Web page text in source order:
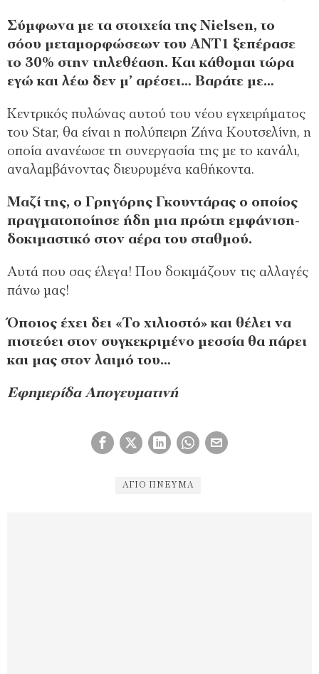
Σύμφωνα με τα στοιχεία της Nielsen, το
σόου μεταμορφώσεων του ΑΝΤ1 ξεπέρασε
το 30% στην τηλεθέαση. Και κάθομαι τώρα
εγώ και λέω δεν μ’ αρέσει… Βαράτε με…
Κεντρικός πυλώνας αυτού του νέου εγχειρήματος
του Star, θα είναι η πολύπειρη Ζήνα Κουτσελίνη, η
οποία ανανέωσε τη συνεργασία της με το κανάλι,
αναλαμβάνοντας διευρυμένα καθήκοντα.
Μαζί της, ο Γρηγόρης Γκουντάρας ο οποίος
πραγματοποίησε ήδη μια πρώτη εμφάνιση-
δοκιμαστικό στον αέρα του σταθμού.
Αυτά που σας έλεγα! Που δοκιμάζουν τις αλλαγές
πάνω μας!
Όποιος έχει δει «Το χιλιοστό» και θέλει να
πιστεύει στον συγκεκριμένο μεσσία θα πάρει
και μας στον λαιμό του…
Εφημερίδα Απογευματινή
ΆΓΙΟ ΠΝΕΎΜΑ